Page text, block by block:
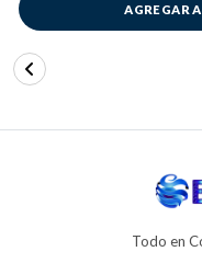
AGREGAR
Todo en